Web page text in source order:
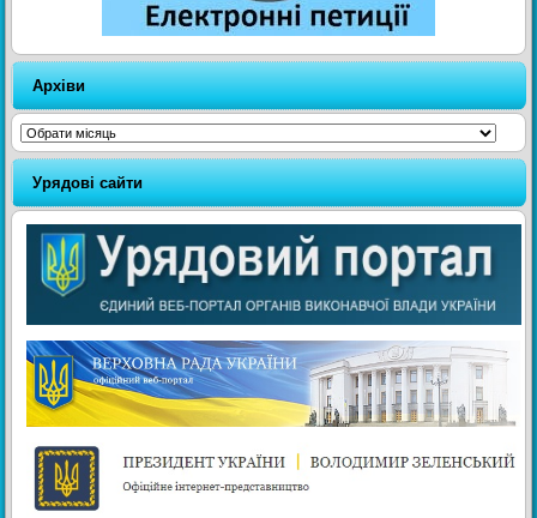
Архіви
Архіви
Урядові сайти